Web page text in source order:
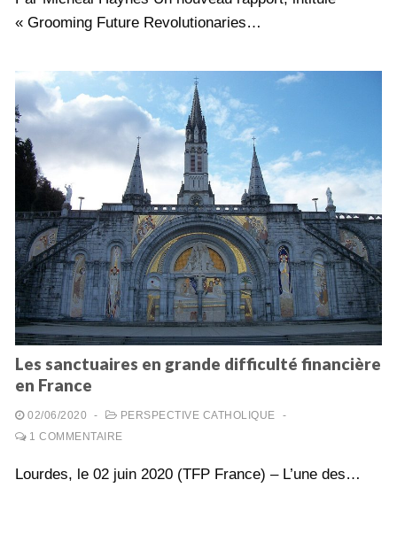
« Grooming Future Revolutionaries…
Les sanctuaires en grande difficulté financière
en France
02/06/2020 - PERSPECTIVE CATHOLIQUE
-
1 COMMENTAIRE
Lourdes, le 02 juin 2020 (TFP France) – L’une des…